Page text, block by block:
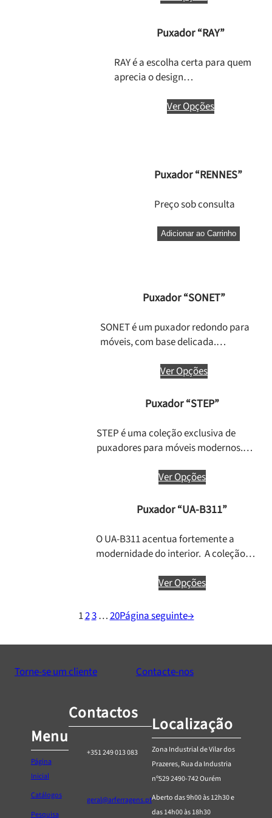
Puxador “RAY”
RAY é a escolha certa para quem
aprecia o design…
Ver Opções
Puxador “RENNES”
Preço sob consulta
Adicionar ao Carrinho
Puxador “SONET”
SONET é um puxador redondo para
móveis, com base delicada.…
Ver Opções
Puxador “STEP”
STEP é uma coleção exclusiva de
puxadores para móveis modernos.…
Ver Opções
Puxador “UA-B311”
O UA-B311 acentua fortemente a
modernidade do interior. A coleção…
Ver Opções
123…20Página seguinte→
Torne-se um cliente Contacte-nos
Menu
Página
Inicial
Catálogos
Pesquisa
Contactos
+351 249 013 083
geral@arferragens.pt
Localização
Zona Industrial de Vilar dos
Prazeres, Rua da Industria
nº529 2490-742 Ourém
Aberto das 9h00 às 12h30 e
das 14h00 às 18h30